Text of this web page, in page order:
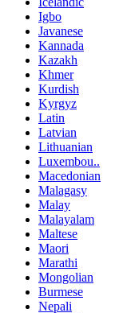
Igbo
Javanese
Kannada
Kazakh
Khmer
Kurdish
Kyrgyz
Latin
Latvian
Lithuanian
Luxembou..
Macedonian
Malagasy
Malay
Malayalam
Maltese
Maori
Marathi
Mongolian
Burmese
Nepali